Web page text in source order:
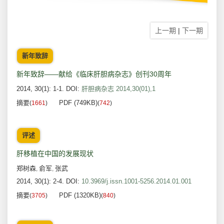
上一期 | 下一期
新年致辞
新年致辞——献给《临床肝胆病杂志》创刊30周年
2014, 30(1): 1-1. DOI: 肝胆病杂志 2014,30(01),1
摘要(1661) PDF (749KB)(742)
评述
肝移植在中国的发展现状
郑树森, 俞军, 张武
2014, 30(1): 2-4. DOI: 10.3969/j.issn.1001-5256.2014.01.001
摘要(3705) PDF (1320KB)(840)